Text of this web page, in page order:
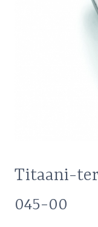
Titaani-
045-00